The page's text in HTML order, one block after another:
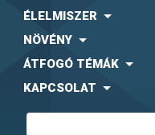
ÉLELMISZER
NÖVÉNY
ÁTFOGÓ TÉMÁK
KAPCSOLAT